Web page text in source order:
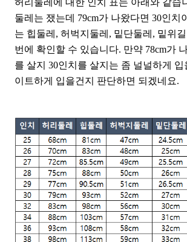
둘레는 쟀는데 79cm가 나왔다면 30인치
는 힙둘레, 허벅지둘레, 밑단둘레, 밑위
번에 확인할 수 있습니다. 만약 78cm가
를 살지 30인치를 살지는 좀 널널하게
이트하게 입을건지 판단하면 되겠네요.